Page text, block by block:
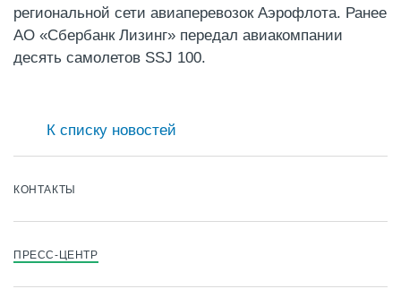
КОНТАКТЫ
ПРЕСС-ЦЕНТР
региональной сети авиаперевозок Аэрофлота. Ранее
АО «Сбербанк Лизинг» передал авиакомпании
десять самолетов SSJ 100.
К списку новостей